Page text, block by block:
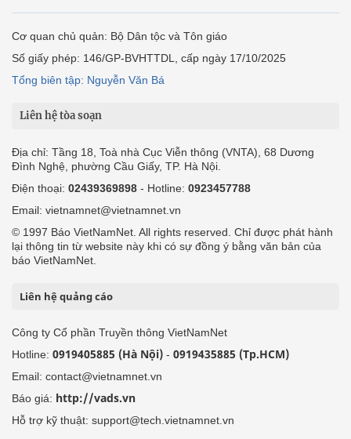
Cơ quan chủ quản: Bộ Dân tộc và Tôn giáo
Số giấy phép: 146/GP-BVHTTDL, cấp ngày 17/10/2025
Tổng biên tập: Nguyễn Văn Bá
Liên hệ tòa soạn
Địa chỉ: Tầng 18, Toà nhà Cục Viễn thông (VNTA), 68 Dương
Đình Nghệ, phường Cầu Giấy, TP. Hà Nội.
Điện thoại: 02439369898 - Hotline: 0923457788
Email: vietnamnet@vietnamnet.vn
© 1997 Báo VietNamNet. All rights reserved. Chỉ được phát hành
lại thông tin từ website này khi có sự đồng ý bằng văn bản của
báo VietNamNet.
Liên hệ quảng cáo
Công ty Cổ phần Truyền thông VietNamNet
Hotline: 0919405885 (Hà Nội) - 0919435885 (Tp.HCM)
Email: contact@vietnamnet.vn
Báo giá: http://vads.vn
Hỗ trợ kỹ thuật: support@tech.vietnamnet.vn